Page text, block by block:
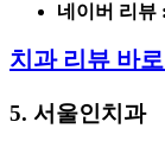
네이버 리뷰 :
치과 리뷰 바로
5. 서울인치과